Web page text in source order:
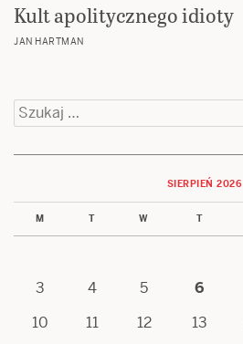
Kult apolitycznego idioty
JAN HARTMAN
Szukaj:
SIERPIEŃ 2026
M T W T
3
4 5 6
10
11 12 13